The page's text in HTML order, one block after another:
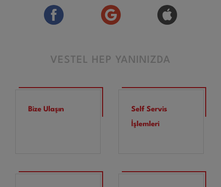
VESTEL HEP YANINIZDA
Bize Ulaşın
Self Servis
İşlemleri